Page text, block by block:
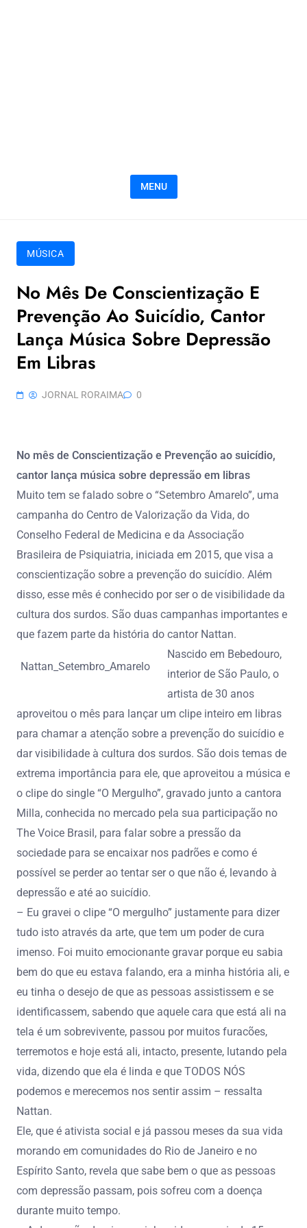
MENU
MÚSICA
No Mês De Conscientização E
Prevenção Ao Suicídio, Cantor
Lança Música Sobre Depressão
Em Libras
JORNAL RORAIMA 0
No mês de Conscientização e Prevenção ao suicídio,
cantor lança música sobre depressão em libras
Muito tem se falado sobre o “Setembro Amarelo”, uma
campanha do Centro de Valorização da Vida, do
Conselho Federal de Medicina e da Associação
Brasileira de Psiquiatria, iniciada em 2015, que visa a
conscientização sobre a prevenção do suicídio. Além
disso, esse mês é conhecido por ser o de visibilidade da
cultura dos surdos. São duas campanhas importantes e
que fazem parte da história do cantor Nattan.
Nattan_Setembro_Amarelo
Nascido em Bebedouro,
interior de São Paulo, o
artista de 30 anos
aproveitou o mês para lançar um clipe inteiro em libras
para chamar a atenção sobre a prevenção do suicídio e
dar visibilidade à cultura dos surdos. São dois temas de
extrema importância para ele, que aproveitou a música e
o clipe do single “O Mergulho”, gravado junto a cantora
Milla, conhecida no mercado pela sua participação no
The Voice Brasil, para falar sobre a pressão da
sociedade para se encaixar nos padrões e como é
possível se perder ao tentar ser o que não é, levando à
depressão e até ao suicídio.
– Eu gravei o clipe “O mergulho” justamente para dizer
tudo isto através da arte, que tem um poder de cura
imenso. Foi muito emocionante gravar porque eu sabia
bem do que eu estava falando, era a minha história ali, e
eu tinha o desejo de que as pessoas assistissem e se
identificassem, sabendo que aquele cara que está ali na
tela é um sobrevivente, passou por muitos furacões,
terremotos e hoje está ali, intacto, presente, lutando pela
vida, dizendo que ela é linda e que TODOS NÓS
podemos e merecemos nos sentir assim – ressalta
Nattan.
Ele, que é ativista social e já passou meses da sua vida
morando em comunidades do Rio de Janeiro e no
Espírito Santo, revela que sabe bem o que as pessoas
com depressão passam, pois sofreu com a doença
durante muito tempo.